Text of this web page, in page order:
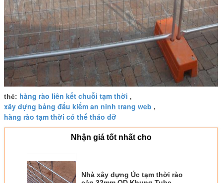
thẻ: hàng rào liên kết chuỗi tạm thời ,
xây dựng bảng đấu kiếm an ninh trang web ,
hàng rào tạm thời có thể tháo dỡ
Nhận giá tốt nhất cho
Nhà xây dựng Úc tạm thời rào